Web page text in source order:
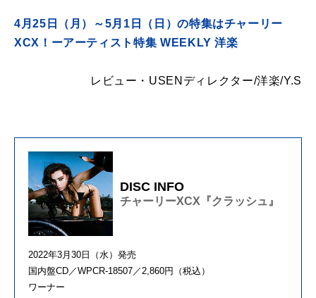
4月25日（月）～5月1日（日）の特集はチャーリー
XCX！ーアーティスト特集 WEEKLY 洋楽
レビュー・USENディレクター/洋楽/Y.S
DISC INFO
チャーリーXCX『クラッシュ』
2022年3月30日（水）発売
国内盤CD／WPCR-18507／2,860円（税込）
ワーナー